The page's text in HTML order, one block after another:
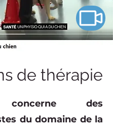
de thérapie
des
du domaine de la